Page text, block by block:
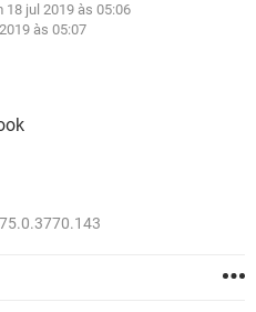
GMAIL
EXCEL
WHATSAPP
18 jul 2019 às 05:06
às 05:07